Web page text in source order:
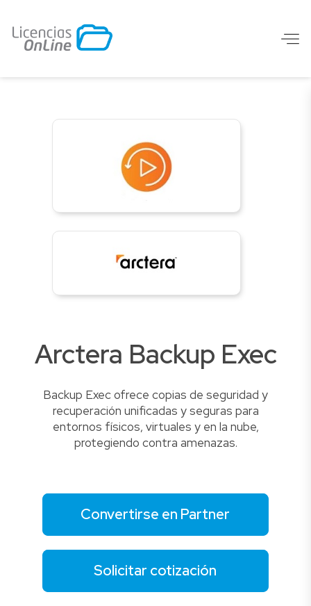
Arctera Backup Exec
Backup Exec ofrece copias de seguridad y
recuperación unificadas y seguras para
entornos físicos, virtuales y en la nube,
protegiendo contra amenazas.
Convertirse en Partner
Solicitar cotización